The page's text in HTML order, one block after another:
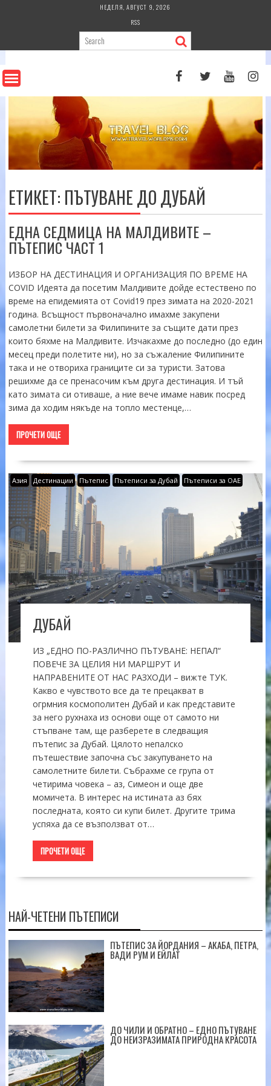
НЕДЕЛЯ, АВГУСТ 9, 2026
RSS
ЕТИКЕТ: ПЪТУВАНЕ ДО ДУБАЙ
ЕДНА СЕДМИЦА НА МАЛДИВИТЕ –
ПЪТЕПИС ЧАСТ 1
ИЗБОР НА ДЕСТИНАЦИЯ И ОРГАНИЗАЦИЯ ПО ВРЕМЕ НА
COVID Идеята да посетим Малдивите дойде естествено по
време на епидемията от Covid19 през зимата на 2020-2021
година. Всъщност първоначално имахме закупени
самолетни билети за Филипините за същите дати през
които бяхме на Малдивите. Изчакахме до последно (до един
месец преди полетите ни), но за съжаление Филипините
така и не отвориха границите си за туристи. Затова
решихме да се пренасочим към друга дестинация. И тъй
като зимата си отиваше, а ние вече имаме навик посред
зима да ходим някъде на топло местенце,…
ПРОЧЕТИ ОЩЕ
Азия Дестинации Пътепис Пътеписи за Дубай Пътеписи за ОАЕ
ДУБАЙ
ИЗ „ЕДНО ПО-РАЗЛИЧНО ПЪТУВАНЕ: НЕПАЛ“
ПОВЕЧЕ ЗА ЦЕЛИЯ НИ МАРШРУТ И
НАПРАВЕНИТЕ ОТ НАС РАЗХОДИ – вижте ТУК.
Какво е чувството все да те прецакват в
огрмния космополитен Дубай и как представите
за него рухнаха из основи още от самото ни
стъпване там, ще разберете в следващия
пътепис за Дубай. Цялото непалско
пътешествие започна със закупуването на
самолетните билети. Събрахме се група от
четирима човека – аз, Симеон и още две
момичета. В интерес на истината аз бях
последната, която си купи билет. Другите трима
успяха да се възползват от…
ПРОЧЕТИ ОЩЕ
НАЙ-ЧЕТЕНИ ПЪТЕПИСИ
ПЪТЕПИС ЗА ЙОРДАНИЯ – АКАБА, ПЕТРА,
ВАДИ РУМ И ЕЙЛАТ
ДО ЧИЛИ И ОБРАТНО – ЕДНО ПЪТУВАНЕ
ДО НЕИЗРАЗИМАТА ПРИРОДНА КРАСОТА